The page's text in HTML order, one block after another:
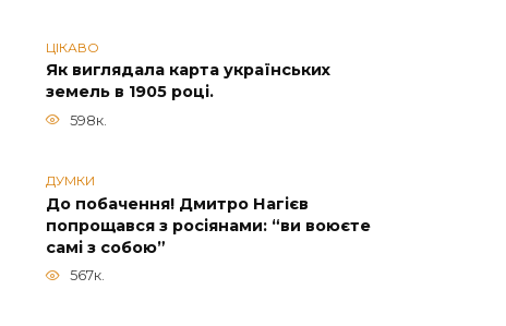
ЦІКАВО
Як виглядала карта українських
земель в 1905 році.
598к.
ДУМКИ
До побачення! Дмитро Нагієв
попрощався з росіянами: “ви воюєте
самі з собою”
567к.